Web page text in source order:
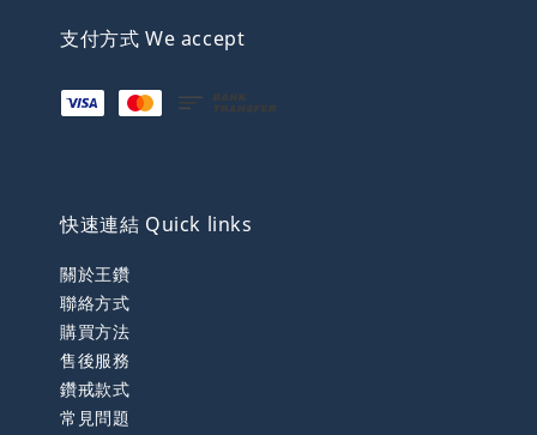
支付方式 We accept
快速連結 Quick links
關於王鑽
聯絡方式
購買方法
售後服務
鑽戒款式
常見問題